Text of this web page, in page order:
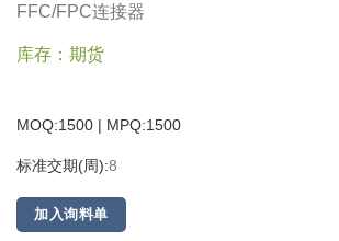
FFC/FPC连接器
库存：期货
MOQ:1500 | MPQ:1500
标准交期(周):8
加入询料单